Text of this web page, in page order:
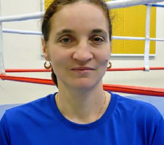
Entraîneur et
responsable
section jeunes
E-mail